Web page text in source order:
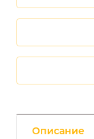
Описание